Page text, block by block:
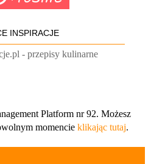
INSPIRACJE
Platform nr 92. Możesz
momencie klikając tutaj.